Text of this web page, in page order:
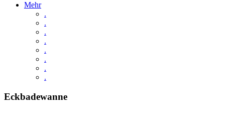
Mehr
.
.
.
.
.
.
.
.
Eckbadewanne